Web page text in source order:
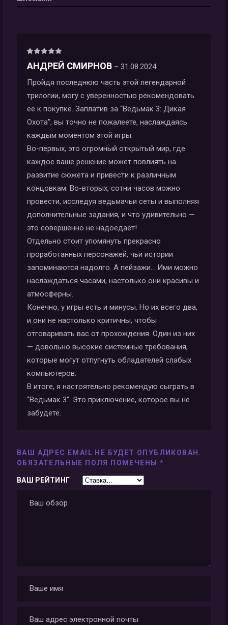
АНДРЕЙ СМИРНОВ – 31.08.2024
Пройдя последнюю часть этой легендарной
трилогии, могу с уверенностью рекомендовать
её к покупке. Заплатив за “Ведьмак 3: Дикая
Охота”, вы точно не пожалеете, наслаждаясь
каждым моментом этой игры.
Во-первых, это огромный открытый мир, где
каждое ваше решение может повлиять на
развитие сюжета и привести к различным
концовкам. Во-вторых, сотни часов можно
провести, исследуя ведьмачьи сеты и выполняя
дополнительные задания, и что удивительно —
это совершенно не надоедает!
Отдельно стоит упомянуть прекрасно
проработанных персонажей, чьи истории
запоминаются надолго. А пейзажи… Ими можно
наслаждаться часами, настолько они красивы и
атмосферны.
Конечно, у игры есть и минусы. Но их всего два,
и они не настолько критичны, чтобы
отговаривать вас от прохождения. Один из них
— довольно высокие системные требования,
которые могут отпугнуть обладателей слабых
компьютеров.
В итоге, я настоятельно рекомендую сыграть в
“Ведьмак 3”. Это приключение, которое вы не
забудете.
ВАШ АДРЕС EMAIL НЕ БУДЕТ ОПУБЛИКОВАН.
ОБЯЗАТЕЛЬНЫЕ ПОЛЯ ПОМЕЧЕНЫ *
ВАШ РЕЙТИНГ